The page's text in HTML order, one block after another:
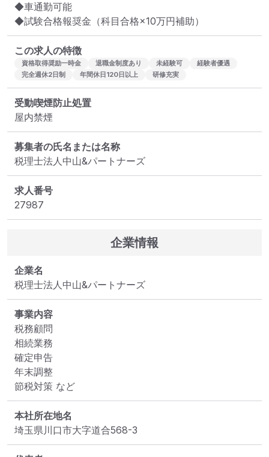
◆車通勤可能
◆試験合格報奨金（科目合格×10万円補助）
この求人の特徴
資格取得奨励一時金 退職金制度あり 未経験可
経験者優遇
完全週休2日制
年間休日120日以上 研修充実
受動喫煙防止処置
屋内禁煙
募集者の氏名または名称
税理士法人中山&パートナーズ
求人番号
27987
企業情報
企業名
税理士法人中山&パートナーズ
事業内容
税務顧問
相続業務
確定申告
年末調整
節税対策 など
本社所在地名
埼玉県川口市大字道合568-3